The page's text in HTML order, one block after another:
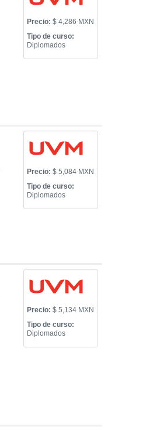
Precio: $ 4,286 MXN
Tipo de curso:
Diplomados
Precio: $ 5,084 MXN
Tipo de curso:
Diplomados
Precio: $ 5,134 MXN
Tipo de curso:
Diplomados